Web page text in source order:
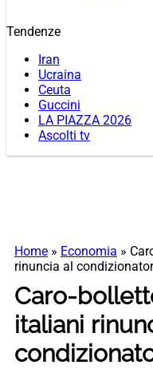
Tendenze
Iran
Ucraina
Ceuta
Guccini
LA PIAZZA 2026
Ascolti tv
Home » Economia »
rinuncia al
Caro-
italiani